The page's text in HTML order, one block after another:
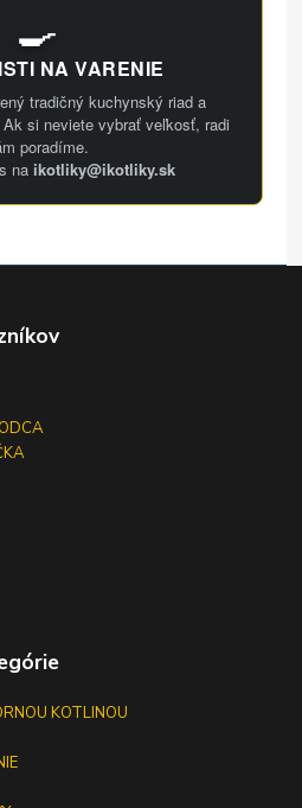
🍳
NA VARENIE
tradičný kuchynský riad a
si neviete vybrať veľkosť, radi
poradíme.
na ikotliky@ikotliky.sk
KOTLINOU